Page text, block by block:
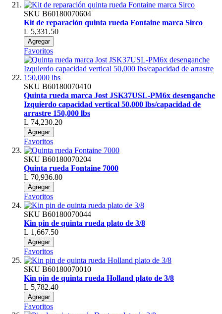
SKU B60180070604
Kit de reparación quinta rueda Fontaine marca Sirco
L 5,331.50
Agregar
Favoritos
SKU B60180070410
Quinta rueda marca Jost JSK37USL-PM6x desenganche
Izquierdo capacidad vertical 50,000 lbs/capacidad de
arrastre 150,000 lbs
L 74,230.20
Agregar
Favoritos
SKU B60180070204
Quinta rueda Fontaine 7000
L 70,936.80
Agregar
Favoritos
SKU B60180070044
Kin pin de quinta rueda plato de 3/8
L 1,667.50
Agregar
Favoritos
SKU B60180070010
Kin pin de quinta rueda Holland plato de 3/8
L 5,782.40
Agregar
Favoritos